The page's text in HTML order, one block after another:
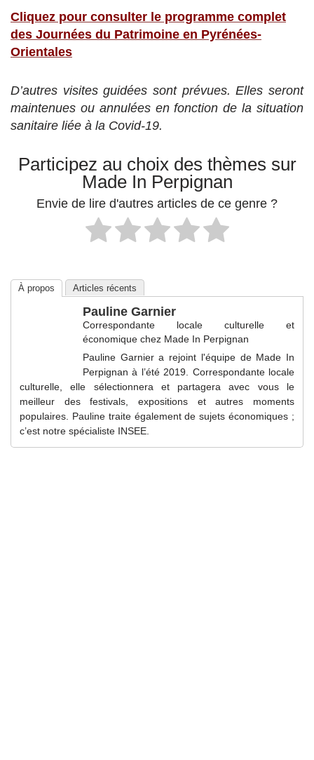
Cliquez pour consulter le programme complet
des Journées du Patrimoine en Pyrénées-
Orientales
D’autres visites guidées sont prévues. Elles seront
maintenues ou annulées en fonction de la situation
sanitaire liée à la Covid-19.
Participez au choix des thèmes sur
Made In Perpignan
Envie de lire d'autres articles de ce genre ?
À propos Articles récents
Pauline Garnier
Correspondante locale culturelle et
économique chez Made In Perpignan
Pauline Garnier a rejoint l'équipe de Made In
Perpignan à l’été 2019. Correspondante locale
culturelle, elle sélectionnera et partagera avec vous le
meilleur des festivals, expositions et autres moments
populaires. Pauline traite également de sujets économiques ;
c’est notre spécialiste INSEE.